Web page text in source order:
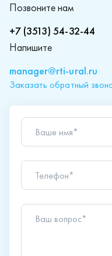
Позвоните нам
+7 (3513) 54-32-44
Напишите
manager@rti-ural.ru
Заказать обратный
Ваше имя*
Телефон*
Ваш вопрос*
Отправляя форму вы
политикой обработки